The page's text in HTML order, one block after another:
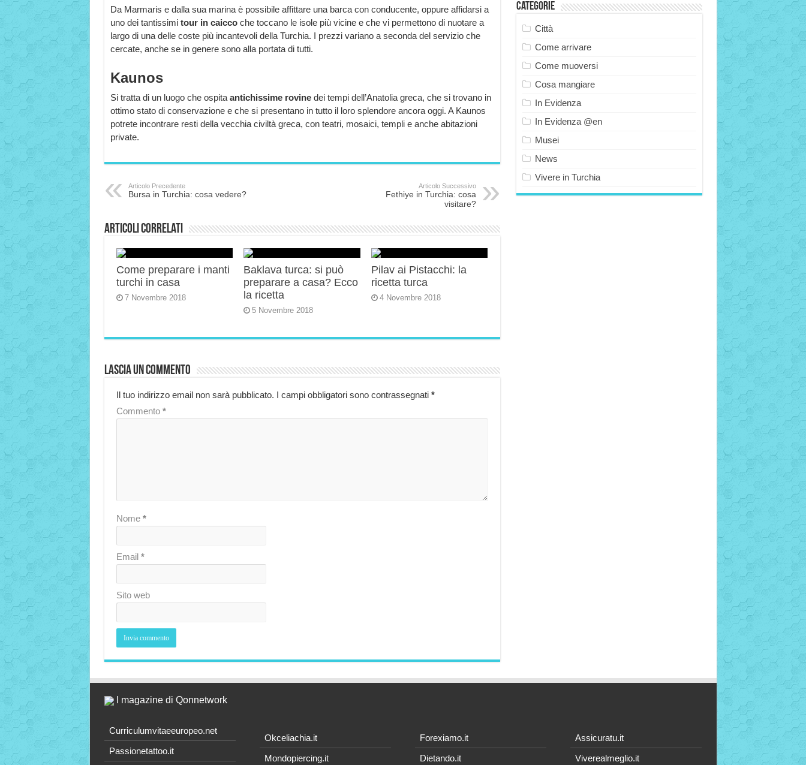
Da Marmaris e dalla sua marina è possibile affittare una barca con conducente, oppure affidarsi a
uno dei tantissimi tour in caicco che toccano le isole più vicine e che vi permettono di nuotare a
largo di una delle coste più incantevoli della Turchia. I prezzi variano a seconda del servizio che
cercate, anche se in genere sono alla portata di tutti.
Kaunos
Si tratta di un luogo che ospita antichissime rovinedei tempi dell’Anatolia greca, che si trovano in
ottimo stato di conservazione e che si presentano in tutto il loro splendore ancora oggi. A Kaunos
potrete incontrare resti della vecchia civiltà greca, con teatri, mosaici, templi e anche abitazioni
private.
Articolo Precedente
Bursa in Turchia: cosa vedere?
Articolo Successivo
Fethiye in Turchia: cosa
visitare?
Articoli correlati
Come preparare i manti
turchi in casa
7 Novembre 2018
Baklava turca: si può
preparare a casa? Ecco
la ricetta
5 Novembre 2018
Pilav ai Pistacchi: la
ricetta turca
4 Novembre 2018
Lascia un commento
Il tuo indirizzo email non sarà pubblicato. I campi obbligatori sono contrassegnati *
Commento *
Nome *
Email *
Sito web
Categorie
Città
Come arrivare
Come muoversi
Cosa mangiare
In Evidenza
In Evidenza @en
Musei
News
Vivere in Turchia
I magazine di Qonnetwork
Curriculumvitaeeuropeo.net
Passionetattoo.it
Okceliachia.it
Mondopiercing.it
Forexiamo.it
Dietando.it
Assicuratu.it
Viverealmeglio.it